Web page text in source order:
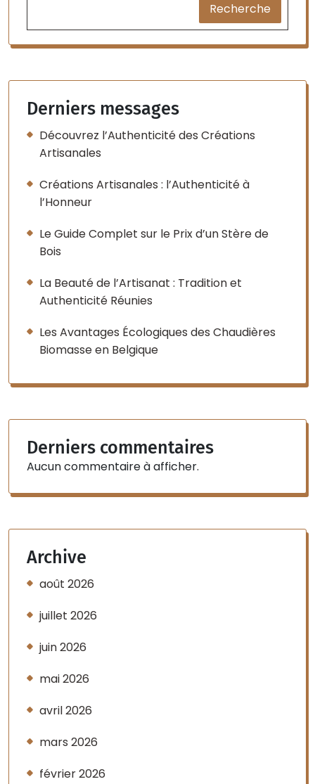
Recherche
Derniers messages
Découvrez l’Authenticité des Créations
Artisanales
Créations Artisanales : l’Authenticité à
l’Honneur
Le Guide Complet sur le Prix d’un Stère de
Bois
La Beauté de l’Artisanat : Tradition et
Authenticité Réunies
Les Avantages Écologiques des Chaudières
Biomasse en Belgique
Derniers commentaires
Aucun commentaire à afficher.
Archive
août 2026
juillet 2026
juin 2026
mai 2026
avril 2026
mars 2026
février 2026